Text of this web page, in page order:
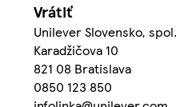
Vrátiť
Unilever Slovensko,
Karadžičova 10
821 08 Bratislava
0850 123 850